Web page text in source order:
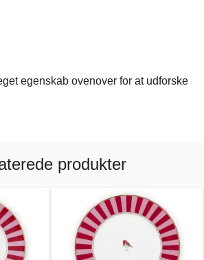
egenskab ovenover for at udforske
produkter